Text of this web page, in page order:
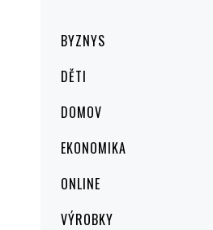
MenuBYZNYS
DĚTI
DOMOV
EKONOMIKA
ONLINE
VÝROBKY